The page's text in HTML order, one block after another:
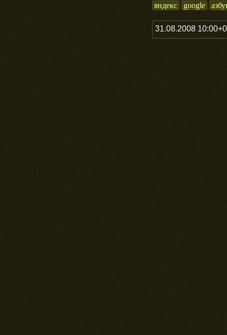
яндекс google
31.08.2008